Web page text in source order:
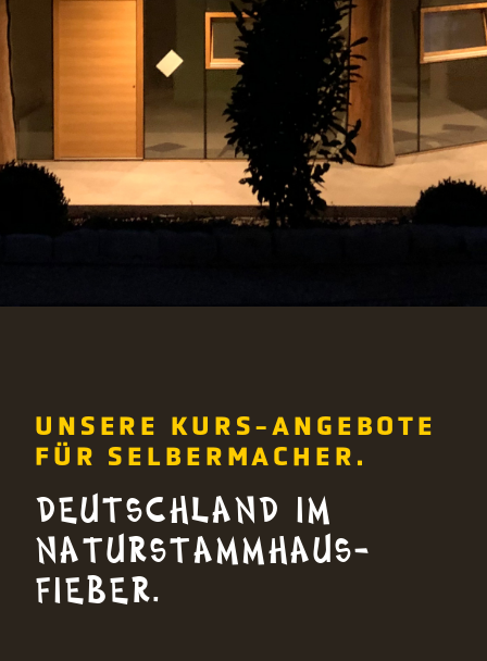
UNSERE KURS-ANGEBOTE
FÜR SELBERMACHER.
DEUTSCHLAND IM
NATUR­STAMMHAUS­
FIEBER.